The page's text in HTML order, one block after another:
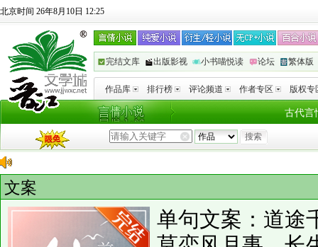
北京时间 26年8月10日 12:25
完结文库 出版影视 小书喵悦读 论坛 繁体版
作品库 排行榜 评论频道 作者专区 版权专
古代言
文案
单句文案：道途